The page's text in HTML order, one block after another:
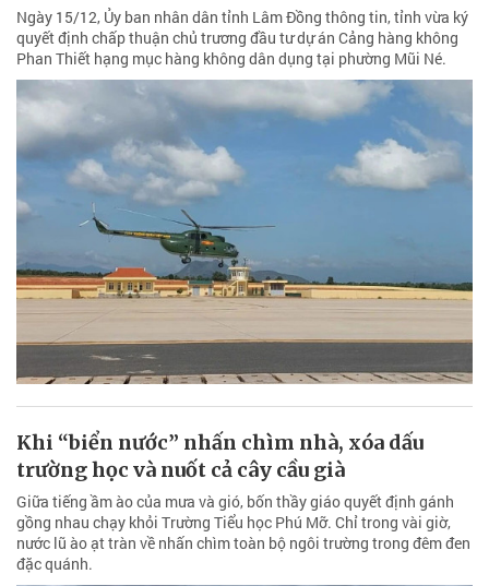
Ngày 15/12, Ủy ban nhân dân tỉnh Lâm Đồng thông tin, tỉnh vừa ký
quyết định chấp thuận chủ trương đầu tư dự án Cảng hàng không
Phan Thiết hạng mục hàng không dân dụng tại phường Mũi Né.
Khi “biển nước” nhấn chìm nhà, xóa dấu
trường học và nuốt cả cây cầu già
Giữa tiếng ầm ào của mưa và gió, bốn thầy giáo quyết định gánh
gồng nhau chạy khỏi Trường Tiểu học Phú Mỡ. Chỉ trong vài giờ,
nước lũ ào ạt tràn về nhấn chìm toàn bộ ngôi trường trong đêm đen
đặc quánh.